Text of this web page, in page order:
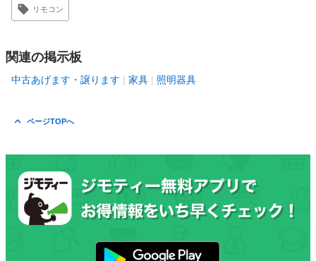
リモコン
関連の掲示板
中古あげます・譲ります 家具 照明器具
ページTOPへ